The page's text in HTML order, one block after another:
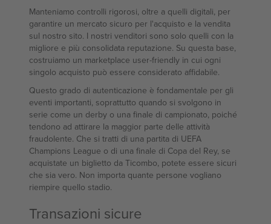
Manteniamo controlli rigorosi, oltre a quelli digitali, per
garantire un mercato sicuro per l'acquisto e la vendita
sul nostro sito. I nostri venditori sono solo quelli con la
migliore e più consolidata reputazione. Su questa base,
costruiamo un marketplace user-friendly in cui ogni
singolo acquisto può essere considerato affidabile.
Questo grado di autenticazione è fondamentale per gli
eventi importanti, soprattutto quando si svolgono in
serie come un derby o una finale di campionato, poiché
tendono ad attirare la maggior parte delle attività
fraudolente. Che si tratti di una partita di UEFA
Champions League o di una finale di Copa del Rey, se
acquistate un biglietto da Ticombo, potete essere sicuri
che sia vero. Non importa quante persone vogliano
riempire quello stadio.
Transazioni sicure